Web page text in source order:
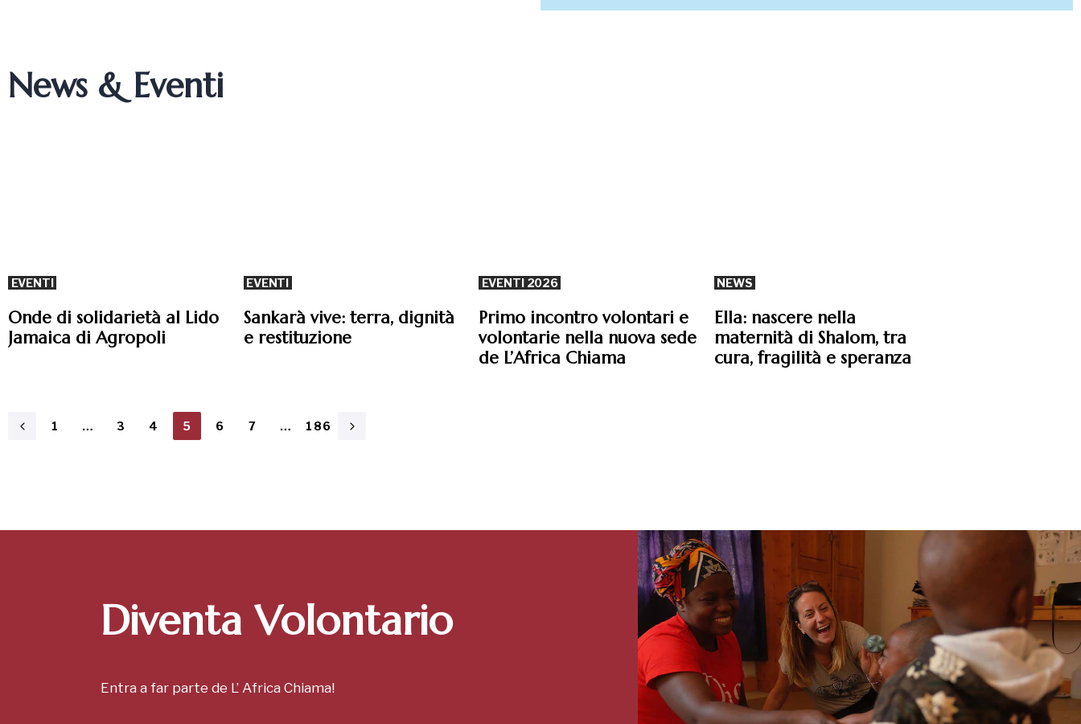
News & Eventi
EVENTI
Onde di solidarietà al Lido
Jamaica di Agropoli
EVENTI
Sankarà vive: terra, dignità
e restituzione
EVENTI 2026
Primo incontro volontari e
volontarie nella nuova sede
de L’Africa Chiama
NEWS
Ella: nascere nella
maternità di Shalom, tra
cura, fragilità e speranza
1 … 3 4 5 6 7 … 186
Diventa Volontario
Entra a far parte de L’ Africa Chiama!